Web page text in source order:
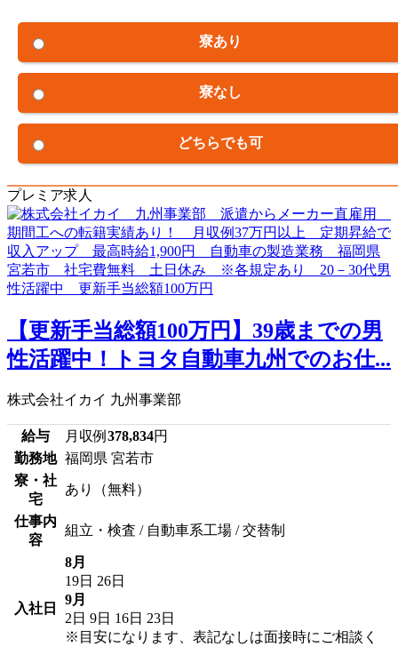
寮あり
寮なし
どちらでも可
プレミア求人
【更新手当総額100万円】39歳までの男
性活躍中！トヨタ自動車九州でのお仕...
株式会社イカイ 九州事業部
給与 月収例 378,834円
勤務地 福岡県 宮若市
寮・社
宅
あり（無料）
仕事内
容
組立・検査 / 自動車系工場 / 交替制
入社日
8月
19日 26日
9月
2日 9日 16日 23日
※目安になります、表記なしは面接時にご相談く